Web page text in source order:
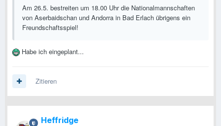
Am 26.5. bestreiten um 18.00 Uhr die Nationalmannschaften
von Aserbaidschan und Andorra in Bad Erlach übrigens ein
Freundschaftsspiel!
Habe ich eingeplant...
Zitieren
Heffridge